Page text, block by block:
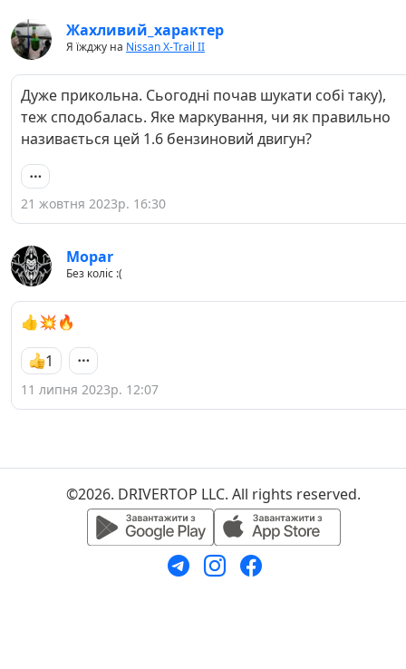
Жахливий_характер
Я їжджу на Nissan X-Trail II
Дуже прикольна. Сьогодні почав шукати собі таку),
теж сподобалась. Яке маркування, чи як правильно
називається цей 1.6 бензиновий двигун?
21 жовтня 2023р. 16:30
Mopar
Без коліс :(
👍💥🔥
1
11 липня 2023р. 12:07
©2026. DRIVERTOP LLC. All rights reserved.